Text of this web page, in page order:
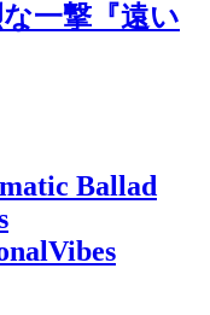
一撃『遠い
Ballad